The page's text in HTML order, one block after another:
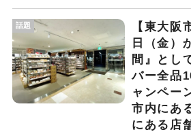
【東大阪
日（金）
間』とし
バー全品
ャンペー
市内にあ
にある店
話題